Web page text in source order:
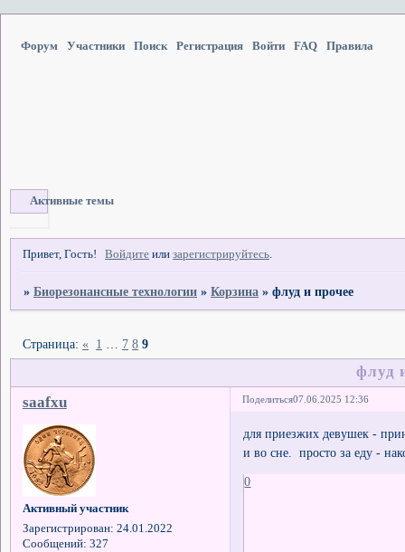
Форум Участники Поиск Регистрация Войти FAQ Правила
Активные темы
Привет, Гость! Войдите илизарегистрируйтесь.
»Биорезонансные технологии »Корзина »флуд и прочее
флуд
Страница: « 1 … 7 8 9
Поделиться07.06.2025 12:36
saafxu
Активный участник
Зарегистрирован: 24.01.2022
Сообщений: 327
для приезжих девушек -
и во сне. просто за еду -
0